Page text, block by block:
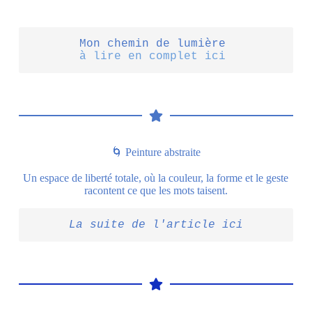
Mon chemin de lumière
à lire en complet ici
🌀 Peinture abstraite
Un espace de liberté totale, où la couleur, la forme et le geste
racontent ce que les mots taisent.
La suite de l'article ici